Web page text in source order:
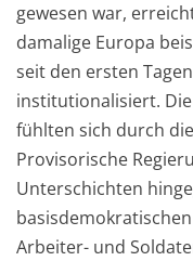
gewesen war,
damalige Europa
seit den ersten
institutionalisiert.
fühlten sich durch
Provisorische
Unterschichten
Arbeiter- und